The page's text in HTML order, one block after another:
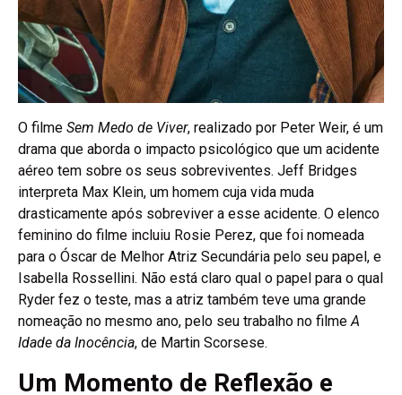
O filme Sem Medo de Viver, realizado por Peter Weir, é um
drama que aborda o impacto psicológico que um acidente
aéreo tem sobre os seus sobreviventes. Jeff Bridges
interpreta Max Klein, um homem cuja vida muda
drasticamente após sobreviver a esse acidente. O elenco
feminino do filme incluiu Rosie Perez, que foi nomeada
para o Óscar de Melhor Atriz Secundária pelo seu papel, e
Isabella Rossellini. Não está claro qual o papel para o qual
Ryder fez o teste, mas a atriz também teve uma grande
nomeação no mesmo ano, pelo seu trabalho no filme A
Idade da Inocência, de Martin Scorsese.
Um Momento de Reflexão e